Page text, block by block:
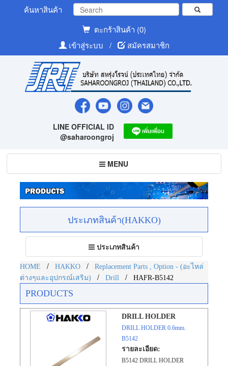
ค้นหาสินค้า
ตะกร้าสินค้า (0)
เข้าสู่ระบบ
/ สมัครสมาชิก
LINE OFFICIAL ID
@saharoongroj
Toggle
navigation
MENU
ประเภทสินค้า(HAKKO)
Toggle
navigation
ประเภทสินค้า
HOME / HAKKO /
Replacement Parts , Option - (อะไหล่
ต่างๆและอุปกรณ์เสริม)
/ Drill / HAFR-B5142
PRODUCTS
DRILL HOLDER
DRILL HOLDER 0.6mm.
B5142
รายละเอียด:
B5142 DRILL HOLDER